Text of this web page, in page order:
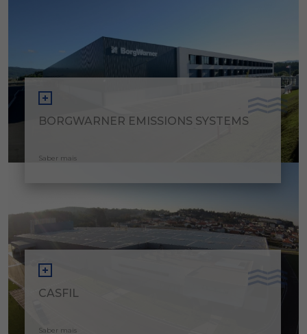
BORGWARNER EMISSIONS SYSTEMS
Saber mais
CASFIL
Saber mais